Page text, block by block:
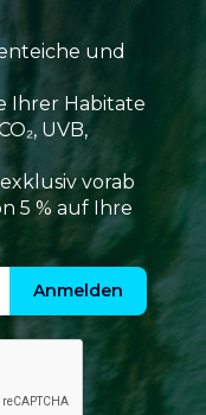
und
Ihrer Habitate
UVB,
vorab
5 % auf Ihre
Anmelden